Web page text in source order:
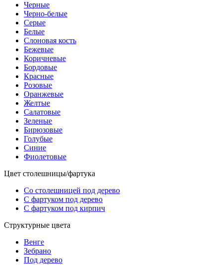
Черные
Черно-белые
Серые
Белые
Слоновая кость
Бежевые
Коричневые
Бордовые
Красные
Розовые
Оранжевые
Желтые
Салатовые
Зеленые
Бирюзовые
Голубые
Синие
Фиолетовые
Цвет столешницы/фартука
Со столешницей под дерево
С фартуком под дерево
С фартуком под кирпич
Структурные цвета
Венге
Зебрано
Под дерево